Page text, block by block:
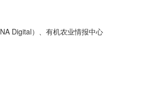
Digital）、有机农业情报中心